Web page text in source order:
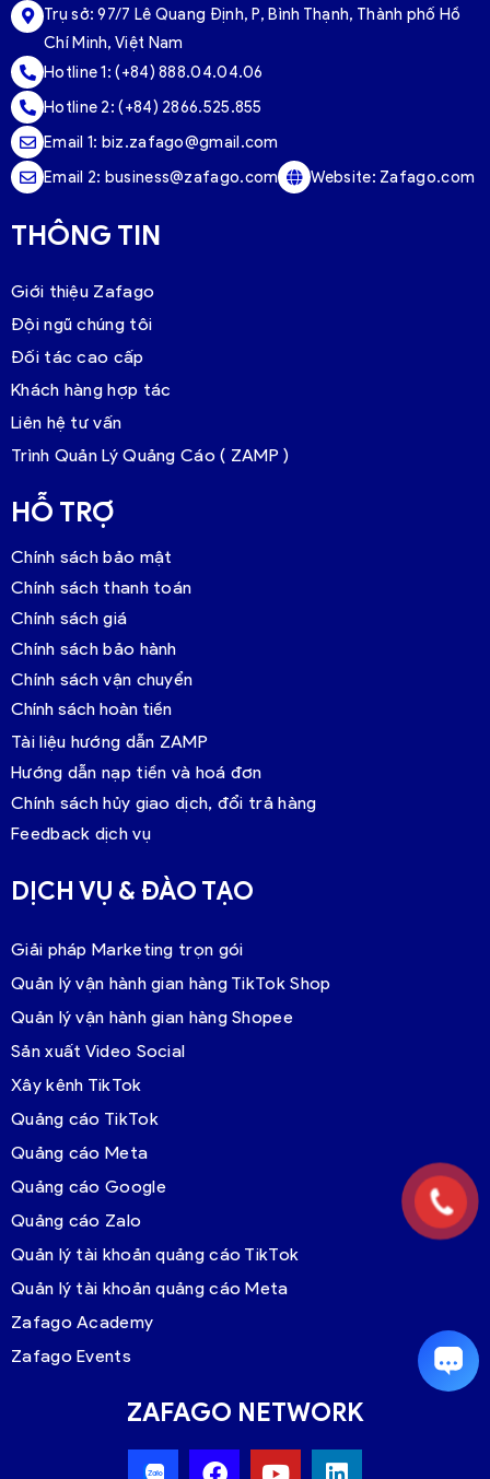
Trụ sở:97/7 Lê Quang Định, P, Bình Thạnh, Thành phố Hồ
Chí Minh, Việt Nam
Hotline 1:(+84) 888.04.04.06
Hotline 2:(+84) 2866.525.855
Email 1: biz.zafago@gmail.com
Email 2: business@zafago.com Website: Zafago.com
THÔNG TIN
Giới thiệu Zafago
Đội ngũ chúng tôi
Đối tác cao cấp
Khách hàng hợp tác
Liên hệ tư vấn
Trình Quản Lý Quảng Cáo ( ZAMP )
HỖ TRỢ
Chính sách bảo mật
Chính sách thanh toán
Chính sách giá
Chính sách bảo hành
Chính sách vận chuyển
Chính sách hoàn tiền
Tài liệu hướng dẫn ZAMP
Hướng dẫn nạp tiền và hoá đơn
Chính sách hủy giao dịch, đổi trả hàng
Feedback dịch vụ
DỊCH VỤ & ĐÀO TẠO
Giải pháp Marketing trọn gói
Quản lý vận hành gian hàng TikTok Shop
Quản lý vận hành gian hàng Shopee
Sản xuất Video Social
Xây kênh TikTok
Quảng cáo TikTok
Quảng cáo Meta
Quảng cáo Google
Quảng cáo Zalo
Quản lý tài khoản quảng cáo TikTok
Quản lý tài khoản quảng cáo Meta
Zafago Academy
Zafago Events
ZAFAGO NETWORK